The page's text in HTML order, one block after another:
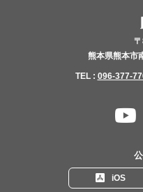
熊本県熊本市
TEL : 096-377-
iOS